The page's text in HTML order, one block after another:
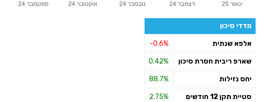
מדדי סיכון
אלפא שנתית -0.6%
שארפ ריבית חסרת סיכון 0.42%
יחס נזילות 88.7%
סטיית תקן 12 חודשים 2.75%